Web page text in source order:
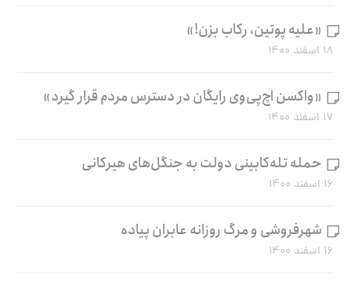
«علیه پوتین، رکاب بزن!»
۱۸ اسفند ۱۴۰۰
«واکسن اچ‌پی‌وی رایگان در دسترس مردم قرار گیرد»
۱۷ اسفند ۱۴۰۰
حمله تله‌کابینی دولت به جنگل‌های هیرکانی
۱۶ اسفند ۱۴۰۰
شهرفروشی و مرگ روزانه عابران پیاده
۱۶ اسفند ۱۴۰۰